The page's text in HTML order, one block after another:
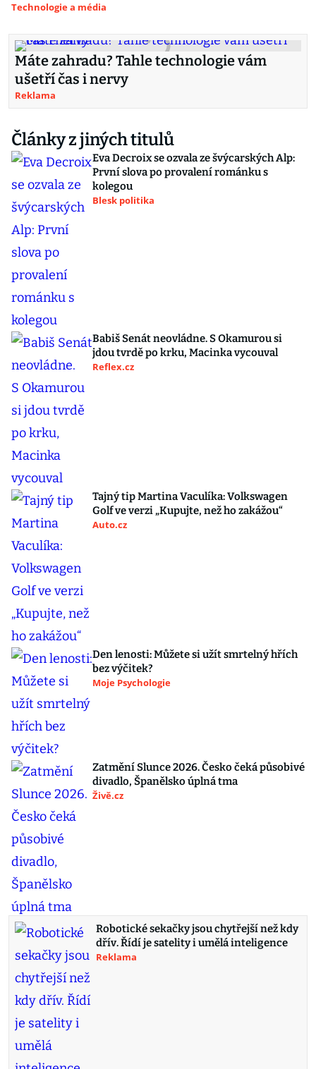
Technologie a média
Máte zahradu? Tahle technologie vám
ušetří čas i nervy
Reklama
Články z jiných titulů
Eva Decroix se ozvala ze švýcarských Alp:
První slova po provalení románku s
kolegou
Blesk politika
Babiš Senát neovládne. S Okamurou si
jdou tvrdě po krku, Macinka vycouval
Reflex.cz
Tajný tip Martina Vaculíka: Volkswagen
Golf ve verzi „Kupujte, než ho zakážou“
Auto.cz
Den lenosti: Můžete si užít smrtelný hřích
bez výčitek?
Moje Psychologie
Zatmění Slunce 2026. Česko čeká působivé
divadlo, Španělsko úplná tma
Živě.cz
Robotické sekačky jsou chytřejší než kdy
dřív. Řídí je satelity i umělá inteligence
Reklama